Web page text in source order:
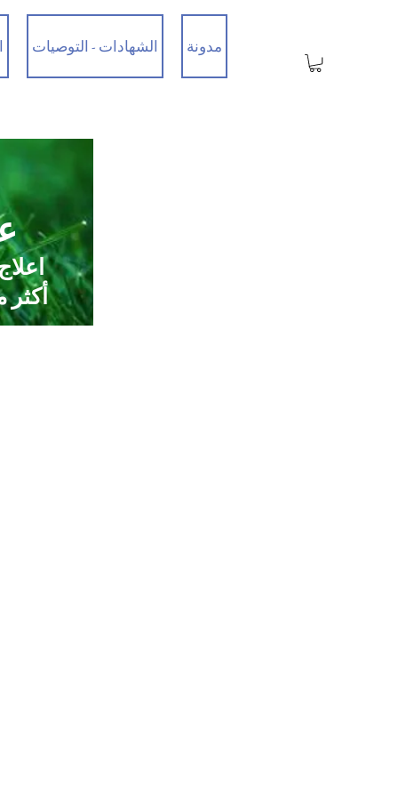
الشهادات - التوصيات مدونة
أكثر من 35 عامًا من